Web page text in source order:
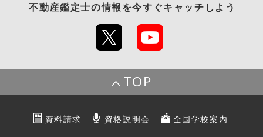
不動産鑑定士の情報を今すぐキャッチしよう
TOP
資料請求 資格説明会 全国学校案内